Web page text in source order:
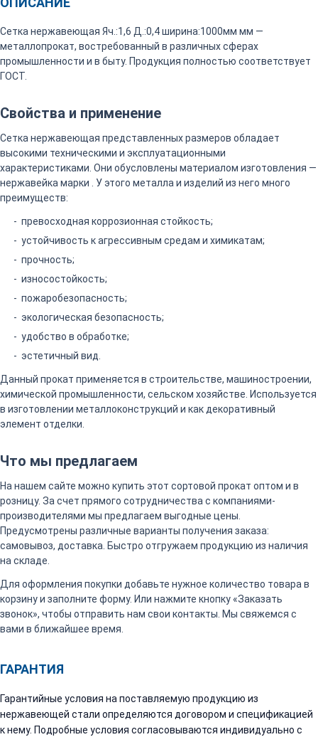
Сетка нержавеющая Яч.:1,6 Д.:0,4 ширина:1000мм мм —
металлопрокат, востребованный в различных сферах
промышленности и в быту. Продукция полностью соответствует
ГОСТ.
Свойства и применение
Сетка нержавеющая представленных размеров обладает
высокими техническими и эксплуатационными
характеристиками. Они обусловлены материалом изготовления —
нержавейка марки . У этого металла и изделий из него много
преимуществ:
превосходная коррозионная стойкость;
устойчивость к агрессивным средам и химикатам;
прочность;
износостойкость;
пожаробезопасность;
экологическая безопасность;
удобство в обработке;
эстетичный вид.
Данный прокат применяется в строительстве, машиностроении,
химической промышленности, сельском хозяйстве. Используется
в изготовлении металлоконструкций и как декоративный
элемент отделки.
Что мы предлагаем
На нашем сайте можно купить этот сортовой прокат оптом и в
розницу. За счет прямого сотрудничества с компаниями-
производителями мы предлагаем выгодные цены.
Предусмотрены различные варианты получения заказа:
самовывоз, доставка. Быстро отгружаем продукцию из наличия
на складе.
Для оформления покупки добавьте нужное количество товара в
корзину и заполните форму. Или нажмите кнопку «Заказать
звонок», чтобы отправить нам свои контакты. Мы свяжемся с
вами в ближайшее время.
ГАРАНТИЯ
Гарантийные условия на поставляемую продукцию из
нержавеющей стали определяются договором и спецификацией
к нему. Подробные условия согласовываются индивидуально с